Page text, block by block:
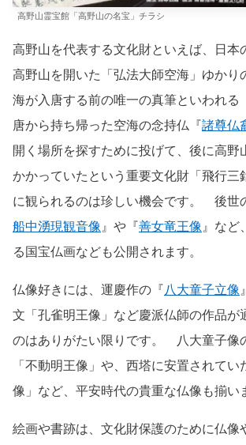
高野山霊宝館「高野山の名宝」チラシ
高野山を代表する文化財といえば、日本
高野山を開いた「弘法大師空海」ゆか
海が入唐する前の唯一の真筆といわれる
唐から持ち帰った空海の念持仏『諸尊仏
開く場所を探すために投げて、後に高野
かかっていたという重要文化財「飛行三
に観られるのは珍しい機会です。 後世
船中湧現観音像 』や『善女竜王像 』など
る国宝仏画なども公開されます。
仏像好きには、運慶作の『八大童子立像
文「孔雀明王像」など慶派仏師の作品が
のはありがたい限りです。 八大童子像
「不動明王像」や、西塔に安置されて
像」など、平安時代の貴重な仏像も揃い
絵画や書跡は、文化財保護のために仏像